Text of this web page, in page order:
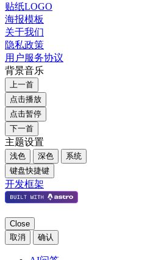
贴纸LOGO
海报模板
关于我们
隐私政策
用户服务协议
背景音乐
上一首
点击播放
点击暂停
下一首
主题设置
浅色 深色
系统
键盘快捷键
开发框架
Close
取消
确认